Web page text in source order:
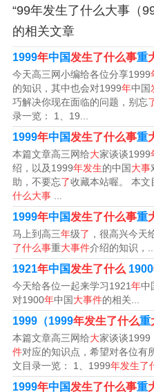
首先，1999年5月，南京金
重大事件——“5·8”南京校园
持枪在校园内开枪，导致多
年2月21日，外星人通过远
999年5月2日，敌登陆珠穆
9军交火。1999年初，一颗
入侵了我们的太阳系，第三
年发生的大事件：澳门回归
2月20日，中葡两国政府在
门政权交接仪式，中国政府
民共和国澳门特别行政区正
1999年发生了什么
年发生的大事件：澳门回归
2月20日，中葡两国政府在
门政权交接仪式，中国政府
“99年发生了什么大事（
的相关文章
1999年中国发生了什么事重
今天高三网小编给各位分享1999
的知识，其中也会对1999年中国
巧解决你现在面临的问题，别忘
录一览： 1、19...
1999年中国发生了什么事重
本篇文章高三网给大家谈谈1999
绍，以及1999年发生的中国大事
助，不要忘了收藏本站喔。 本
什么大事
1999年中国发生了什么事重
马上到高三年级了 ，很高兴今天
了什么事重大事件介绍的知识，...
1921年中国发生了什么 1900
今天给各位一起来学习1921年中
对1900年中国大事件的相关...
1999（1999年发生了什么重
本篇文章高三网给大家谈谈1999
件对应的知识点，希望对各位有
文目录一览： 1、1999年发生了
1999年中国发生了什么事重